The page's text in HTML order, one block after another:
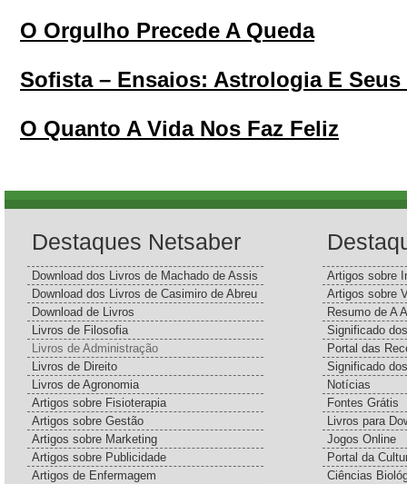
O Orgulho Precede A Queda
Sofista – Ensaios: Astrologia E
O Quanto A Vida Nos Faz Feliz
Destaques Netsaber
Download dos Livros de Machado de Assis
Download dos Livros de Casimiro de Abreu
Download de Livros
Livros de Filosofia
Livros de Administração
Livros de Direito
Livros de Agronomia
Artigos sobre Fisioterapia
Artigos sobre Gestão
Artigos sobre Marketing
Artigos sobre Publicidade
Artigos de Enfermagem
Artigos sobre
Artigos sobre
Resumo de A
Significado
Portal das
Significado
Notícias
Fontes Grátis
Livros para
Jogos Online
Portal da
Ciências